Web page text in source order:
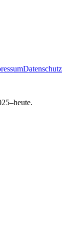
Datenschutz